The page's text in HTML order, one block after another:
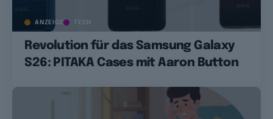
ANZEIGE TECH
Revolution für das Samsung Galaxy
S26: PITAKA Cases mit Aaron Button